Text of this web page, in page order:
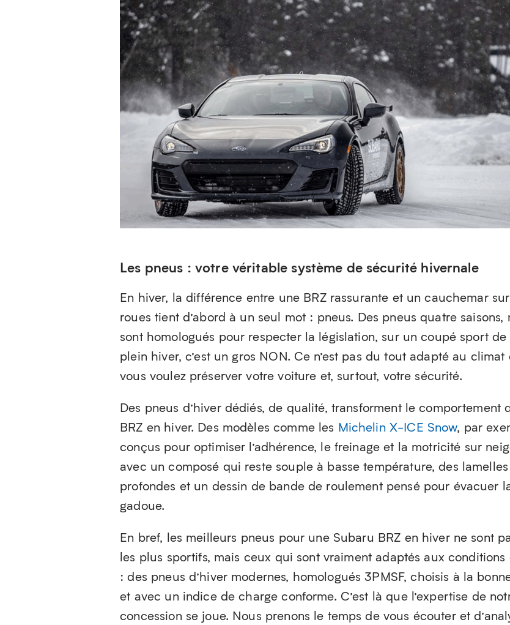
Les pneus : votre véritable système de sécurité hivernale
En hiver, la différence entre une BRZ rassurante et un cauchemar
roues tient d’abord à un seul mot : pneus. Des pneus quatre saisons,
sont homologués pour respecter la législation, sur un coupé sport
plein hiver, c’est un gros NON. Ce n’est pas du tout adapté au
vous voulez préserver votre voiture et, surtout, votre sécurité.
Des pneus d’hiver dédiés, de qualité, transforment le comportement
BRZ en hiver. Des modèles comme les Michelin X-ICE Snow, par
conçus pour optimiser l’adhérence, le freinage et la motricité sur
avec un composé qui reste souple à basse température, des
profondes et un dessin de bande de roulement pensé pour évacuer
gadoue.
En bref, les meilleurs pneus pour une Subaru BRZ en hiver ne sont
les plus sportifs, mais ceux qui sont vraiment adaptés aux conditions
: des pneus d’hiver modernes, homologués 3PMSF, choisis à la
et avec un indice de charge conforme. C’est là que l’expertise de
concession se joue. Nous prenons le temps de vous écouter et